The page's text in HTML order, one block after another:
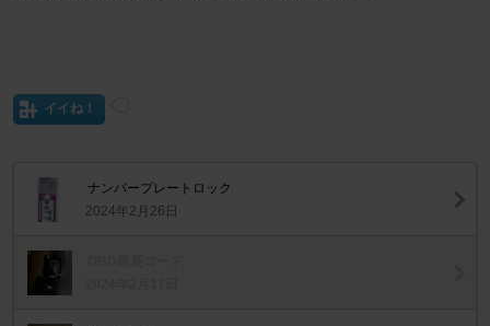
イイね！
ナンバープレートロック
2024年2月26日